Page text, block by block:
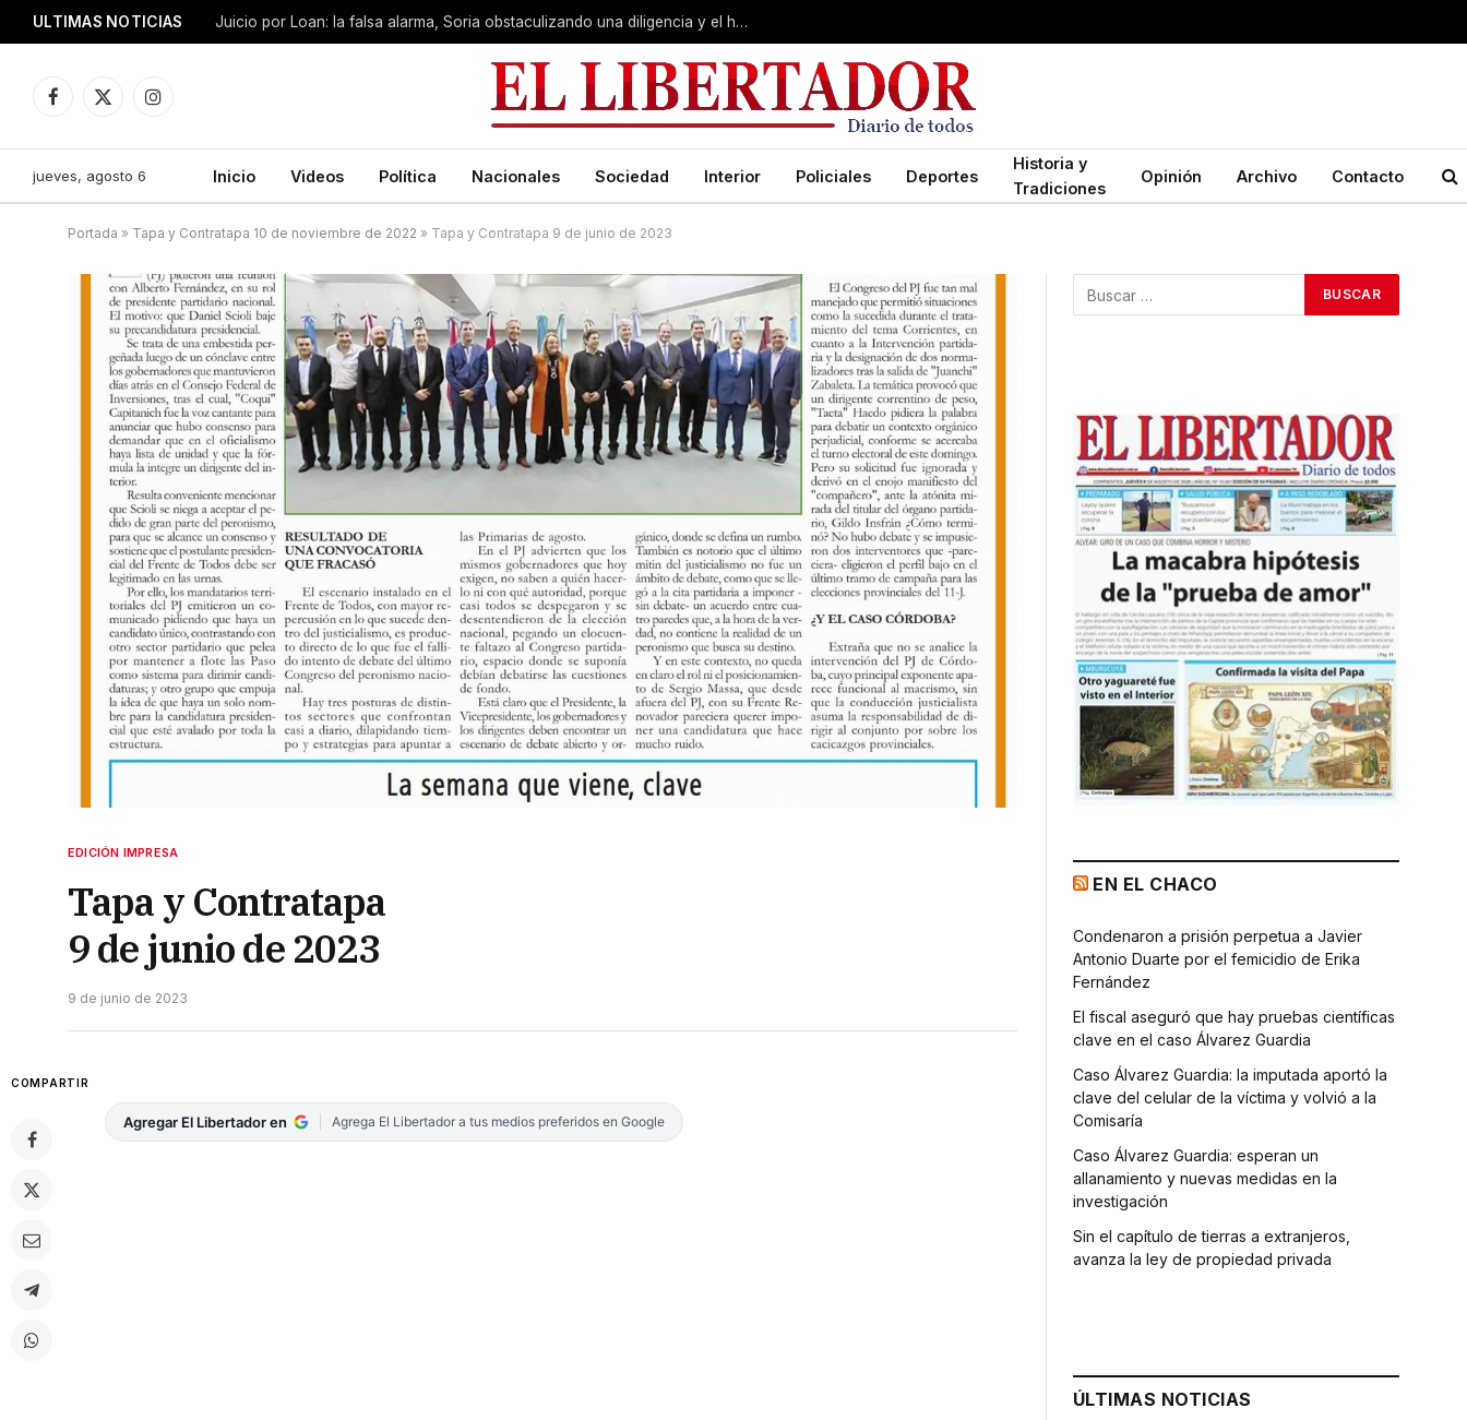
ULTIMAS NOTICIAS Juicio por Loan: la falsa alarma, Soria obstaculizando una diligencia y el hotel de la «banda»:
Facebook
X
Instagram
jueves, agosto 6 Inicio Videos Política Nacionales Sociedad Interior Policiales Deportes
Historia y
Tradiciones
Opinión Archivo Contacto
Portada » Tapa y Contratapa 10 de noviembre de 2022 » Tapa y Contratapa 9 de junio de 2023
EDICIÓN IMPRESA
Tapa y Contratapa
9 de junio de 2023
9 de junio de 2023
COMPARTIR
Agregar El Libertador en Agrega El Libertador a tus medios preferidos en Google
EN EL CHACO
Condenaron a prisión perpetua a Javier
Antonio Duarte por el femicidio de Erika
Fernández
El fiscal aseguró que hay pruebas científicas
clave en el caso Álvarez Guardia
Caso Álvarez Guardia: la imputada aportó la
clave del celular de la víctima y volvió a la
Comisaría
Caso Álvarez Guardia: esperan un
allanamiento y nuevas medidas en la
investigación
Sin el capítulo de tierras a extranjeros,
avanza la ley de propiedad privada
ÚLTIMAS NOTICIAS